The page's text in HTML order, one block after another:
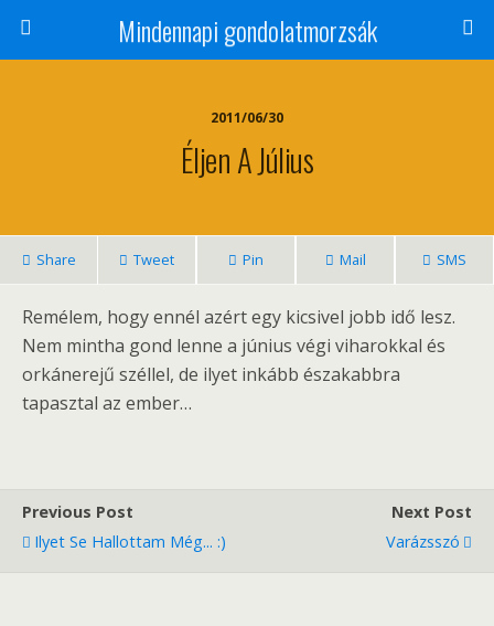
Mindennapi gondolatmorzsák
2011/06/30
Éljen A Július
Share Tweet Pin Mail SMS
Remélem, hogy ennél azért egy kicsivel jobb idő lesz.
Nem mintha gond lenne a június végi viharokkal és
orkánerejű széllel, de ilyet inkább északabbra
tapasztal az ember…
Previous Post
Ilyet Se Hallottam Még... :)
Next Post
Varázsszó